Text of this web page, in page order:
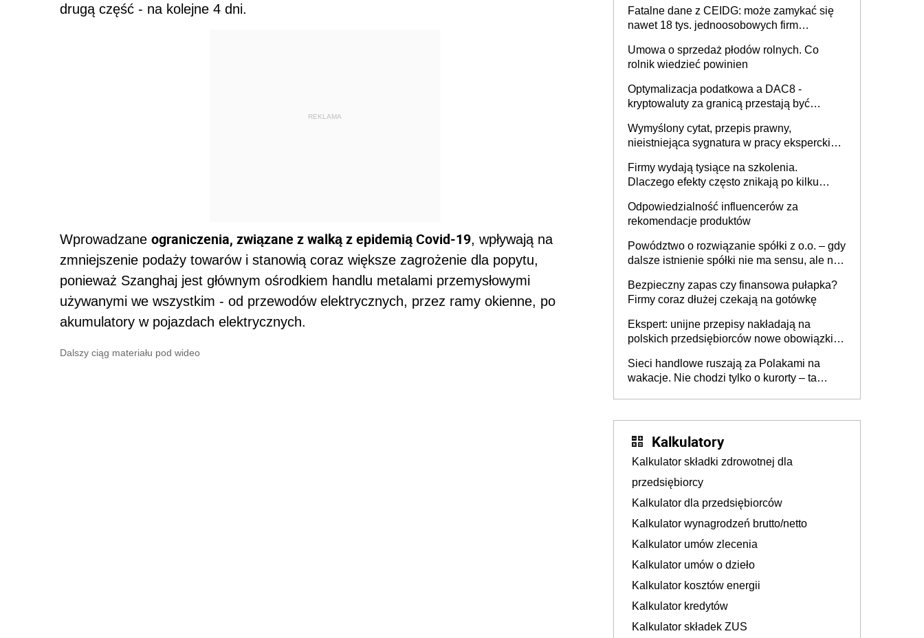
drugą część - na kolejne 4 dni.
REKLAMA
Wprowadzane ograniczenia, związane z walką z epidemią Covid-19, wpływają na
zmniejszenie podaży towarów i stanowią coraz większe zagrożenie dla popytu,
ponieważ Szanghaj jest głównym ośrodkiem handlu metalami przemysłowymi
używanymi we wszystkim - od przewodów elektrycznych, przez ramy okienne, po
akumulatory w pojazdach elektrycznych.
Dalszy ciąg materiału pod wideo
Fatalne dane z CEIDG: może zamykać się
nawet 18 tys. jednoosobowych firm
Umowa o sprzedaż płodów rolnych. Co
rolnik wiedzieć powinien
Optymalizacja podatkowa a DAC8 -
kryptowaluty za granicą przestają być
Wymyślony cytat, przepis prawny,
nieistniejąca sygnatura w pracy eksperckiej -
firmie
Firmy wydają tysiące na szkolenia.
Dlaczego efekty często znikają po kilku
Odpowiedzialność influencerów za
rekomendacje produktów
Powództwo o rozwiązanie spółki z o.o. – gdy
dalsze istnienie spółki nie ma sensu, ale nie
Bezpieczny zapas czy finansowa pułapka?
Firmy coraz dłużej czekają na gotówkę
Ekspert: unijne przepisy nakładają na
polskich przedsiębiorców nowe obowiązki w
Sieci handlowe ruszają za Polakami na
wakacje. Nie chodzi tylko o kurorty – ta
Kalkulatory
Kalkulator składki zdrowotnej dla
przedsiębiorcy
Kalkulator dla przedsiębiorców
Kalkulator wynagrodzeń brutto/netto
Kalkulator umów zlecenia
Kalkulator umów o dzieło
Kalkulator kosztów energii
Kalkulator kredytów
Kalkulator składek ZUS